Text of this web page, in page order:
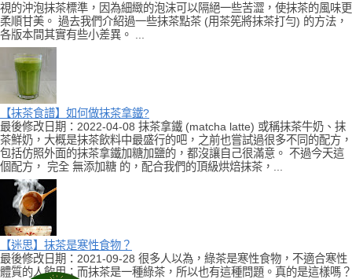
視的沖泡抹茶標準，因為細緻的泡沫可以隔絕一些苦澀，使抹茶的風味更
柔順甘美。 過去我們介紹過一些抹茶點茶 (用茶筅將抹茶打勻) 的方法，
各版本間其實有些小差異。 ...
【抹茶食譜】如何做抹茶拿鐵?
最後修改日期：2022-04-08 抹茶拿鐵 (matcha latte) 或稱抹茶牛奶、抹
茶鮮奶，大概是抹茶飲料中最盛行的吧，之前也嘗試過很多不同的配方，
包括仿照外面的抹茶拿鐵加糖加鹽的，都沒讓自己很滿意。 不過今天這
個配方， 完全 無添加糖 的，配合我們的頂級烘焙抹茶，...
【迷思】抹茶是寒性食物？
最後修改日期：2021-09-28 很多人以為，綠茶是寒性食物，不適合寒性
體質的人飲用；而抹茶是一種綠茶，所以也有這種問題。真的是這樣嗎？